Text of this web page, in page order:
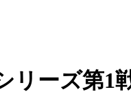
リーズ第1